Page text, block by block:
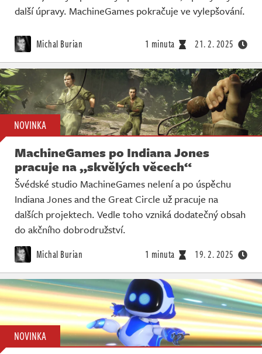
další úpravy. MachineGames pokračuje ve vylepšování.
Michal Burian 1 minuta 21. 2. 2025
NOVINKA
MachineGames po Indiana Jones
pracuje na „skvělých věcech“
Švédské studio MachineGames nelení a po úspěchu
Indiana Jones and the Great Circle už pracuje na
dalších projektech. Vedle toho vzniká dodatečný obsah
do akčního dobrodružství.
Michal Burian 1 minuta 19. 2. 2025
NOVINKA